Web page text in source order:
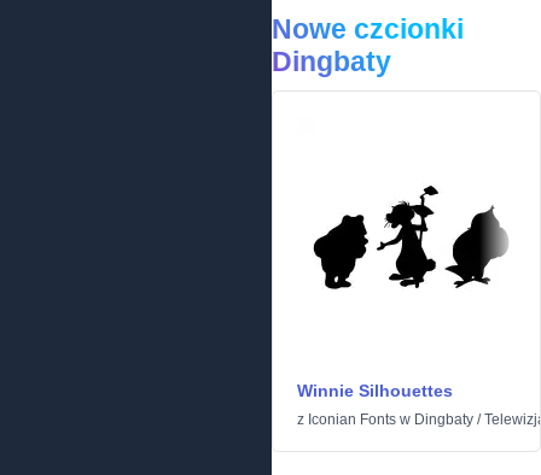
Nowe czcionki
Dingbaty
Winnie Silhouettes
z Iconian Fonts w Dingbaty /